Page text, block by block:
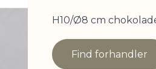
H10/Ø8 cm
Find forhandler